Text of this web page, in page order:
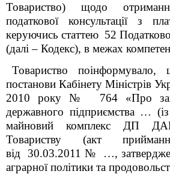
Товариство) щодо
податкової консультації з
керуючись статтею 52
(далі – Кодекс), в межах
Товариство
постанови Кабінету Міністрів
2010 року № 764 «Про
державного підприємства …
майновий комплекс ДП
Товариству (акт
від 30.03.2011 № …,
аграрної політики та